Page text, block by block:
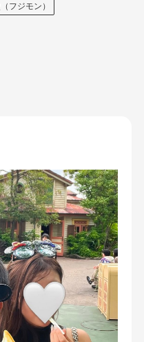
フジモン）